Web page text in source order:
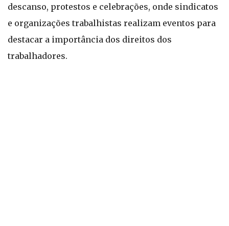
descanso, protestos e celebrações, onde sindicatos
e organizações trabalhistas realizam eventos para
destacar a importância dos direitos dos
trabalhadores.